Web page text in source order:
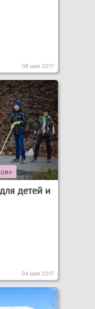
08 мая 2017
детей и
04 мая 2017